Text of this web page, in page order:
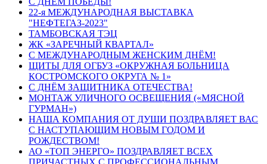
22-я МЕЖДУНАРОДНАЯ ВЫСТАВКА
"НЕФТЕГАЗ-2023"
ТАМБОВСКАЯ ТЭЦ
ЖК «ЗАРЕЧНЫЙ КВАРТАЛ»
С МЕЖДУНАРОДНЫМ ЖЕНСКИМ ДНЁМ!
ЩИТЫ ДЛЯ ОГБУЗ «ОКРУЖНАЯ БОЛЬНИЦА
КОСТРОМСКОГО ОКРУГА № 1»
С ДНЁМ ЗАЩИТНИКА ОТЕЧЕСТВА!
МОНТАЖ УЛИЧНОГО ОСВЕЩЕНИЯ («МЯСНОЙ
ГУРМАН»)
НАША КОМПАНИЯ ОТ ДУШИ ПОЗДРАВЛЯЕТ ВАС
С НАСТУПАЮЩИМ НОВЫМ ГОДОМ И
РОЖДЕСТВОМ!
АО «ТОП ЭНЕРГО» ПОЗДРАВЛЯЕТ ВСЕХ
ПРИЧАСТНЫХ С ПРОФЕССИОНАЛЬНЫМ